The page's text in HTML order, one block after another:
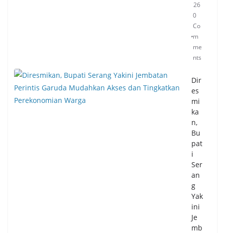
26
0
Co
m
me
nts
Dir
es
mi
ka
n,
Bu
pat
i
Ser
an
g
Yak
ini
Je
mb